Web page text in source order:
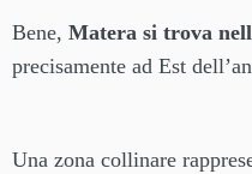
Bene, Matera si trova
precisamente ad Est
Una zona collinare